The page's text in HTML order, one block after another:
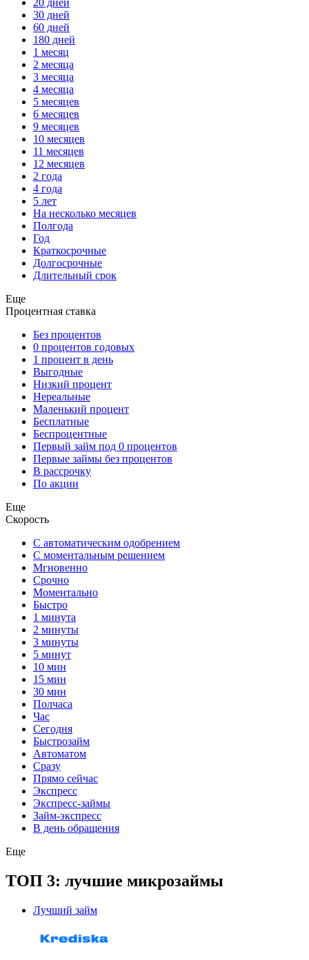
20 дней
30 дней
60 дней
180 дней
1 месяц
2 месяца
3 месяца
4 месяца
5 месяцев
6 месяцев
9 месяцев
10 месяцев
11 месяцев
12 месяцев
2 года
4 года
5 лет
На несколько месяцев
Полгода
Год
Краткосрочные
Долгосрочные
Длительный срок
Еще
Процентная ставка
Без процентов
0 процентов годовых
1 процент в день
Выгодные
Низкий процент
Нереальные
Маленький процент
Бесплатные
Беспроцентные
Первый займ под 0 процентов
Первые займы без процентов
В рассрочку
По акции
Еще
Скорость
С автоматическим одобрением
С моментальным решением
Мгновенно
Срочно
Моментально
Быстро
1 минута
2 минуты
3 минуты
5 минут
10 мин
15 мин
30 мин
Полчаса
Час
Сегодня
Быстрозайм
Автоматом
Сразу
Прямо сейчас
Экспресс
Экспресс-займы
Займ-экспресс
В день обращения
Еще
ТОП 3: лучшие микрозаймы
Лучший займ